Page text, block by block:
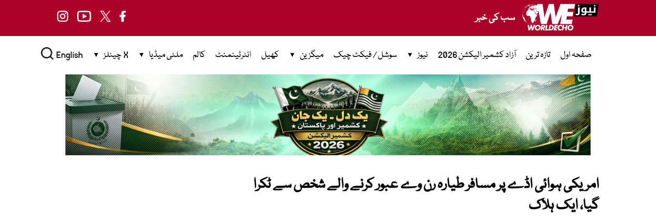
سب کی خبر
صفحہ اول تازہ ترین آزاد کشمیر الیکشن 2026 نیوز سوشل / فیکٹ چیک میگزین کھیل انٹرٹینمنٹ کالم ملٹی میڈیا X چینلز English
امریکی ہوائی اڈے پر مسافر طیارہ رن وے عبور کرنے والے شخص سے ٹکرا
گیا، ایک ہلاک